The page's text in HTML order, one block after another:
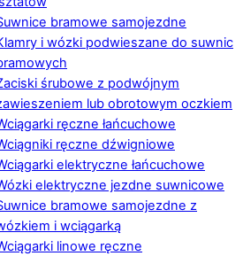
bramowe samojezdne
i wózki podwieszane do suwnic
śrubowe z podwójnym
lub obrotowym oczkiem
ręczne łańcuchowe
ręczne dźwigniowe
elektryczne łańcuchowe
elektryczne jezdne suwnicowe
bramowe samojezdne z
i wciągarką
linowe ręczne